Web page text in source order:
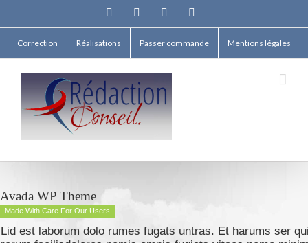
FacebookTwitter Linkedin
Correction Réalisations Passer commande Mentions légales
Avada WP Theme
Made With Care For Our Users
Lid est laborum dolo rumes fugats untras. Et harums ser